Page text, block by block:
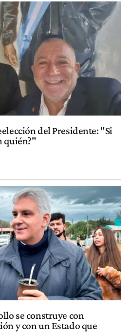
del Presidente: "Si
quién?"
se construye con
y con un Estado que